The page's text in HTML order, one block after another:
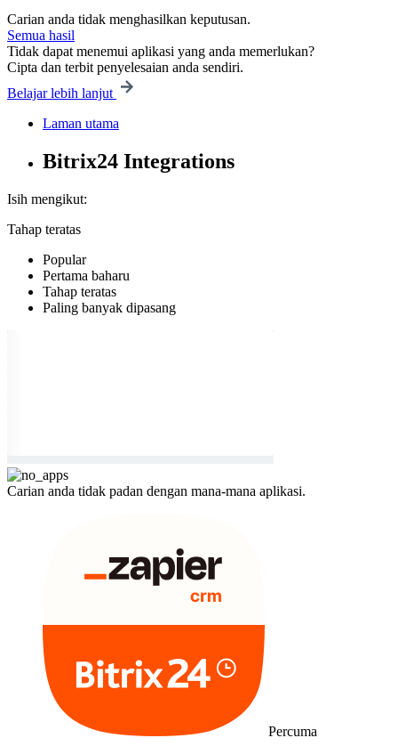
Carian anda tidak menghasilkan keputusan.
Semua hasil
Tidak dapat menemui aplikasi yang anda memerlukan?
Cipta dan terbit penyelesaian anda sendiri.
Belajar lebih lanjut
Laman utama
Bitrix24 Integrations
Isih mengikut:
Tahap teratas
Popular
Pertama baharu
Tahap teratas
Paling banyak dipasang
Carian anda tidak padan dengan mana-mana aplikasi.
Percuma